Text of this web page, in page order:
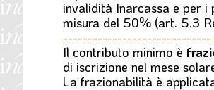
invalidità Inarcassa e per i
misura del 50% (art. 5.3
------------------------------
Il contributo minimo è
di iscrizione nel mese
La frazionabilità è